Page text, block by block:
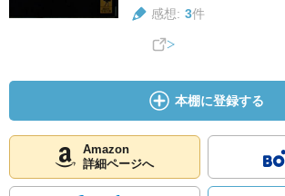
感想: 3件
本棚に登録する
Amazon
詳細ページへ